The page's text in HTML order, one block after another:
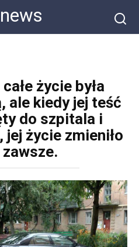
życie była
ale kiedy jej teść
do szpitala i
jej życie zmieniło